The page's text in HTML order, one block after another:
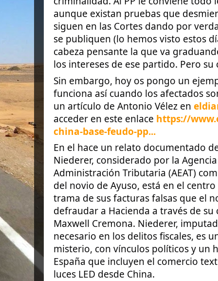
aunque existan pruebas que
siguen en las Cortes dando por
se publiquen (lo hemos visto estos
cabeza pensante la que va
los intereses de ese partido. Pero
Sin embargo, hoy os pongo un
funciona así cuando los afectados
un artículo de Antonio Vélez en
acceder en este enlace https://
china-base-feudo-pp...
En el hace un relato documentado
Niederer, considerado por la
Administración Tributaria (AEAT)
del novio de Ayuso, está en el
trama de sus facturas falsas que el
defraudar a Hacienda a través de
Maxwell Cremona. Niederer,
necesario en los delitos fiscales, es
misterio, con vínculos políticos y un
España que incluyen el comercio
luces LED desde China.